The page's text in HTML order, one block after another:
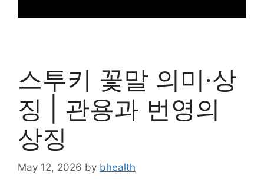
스투키 꽃말 의미·상
징 | 관용과 번영의
상징
May 12, 2026 by bhealth